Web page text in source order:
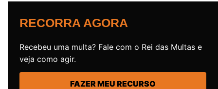
RECORRA AGORA
Recebeu uma multa? Fale com o Rei das Multas e
veja como agir.
FAZER MEU RECURSO